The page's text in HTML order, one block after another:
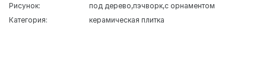
Рисунок:
под дерево пэчворк с орнаментом
Категория:
керамическая плитка